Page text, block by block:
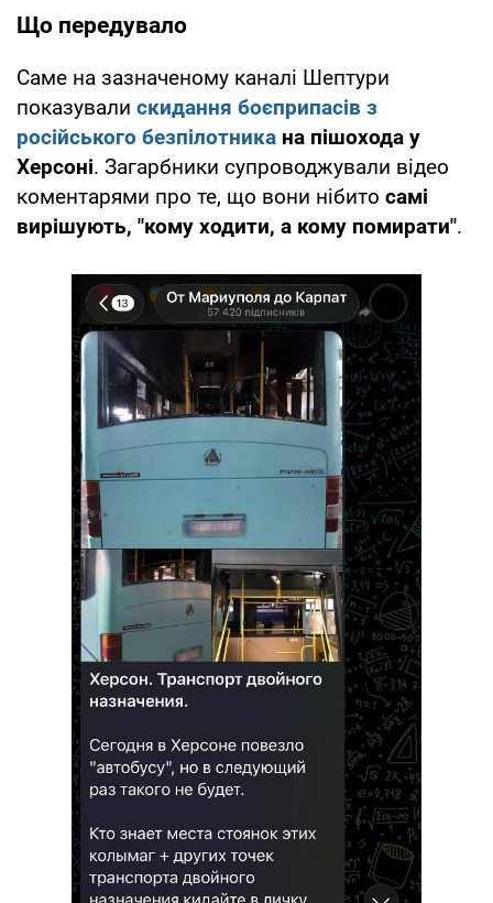
Що передувало
Саме на зазначеному каналі Шептури
показували скидання боєприпасів з
російського безпілотника на пішохода у
Херсоні. Загарбники супроводжували відео
коментарями про те, що вони нібито самі
вирішують, "кому ходити, а кому помирати".